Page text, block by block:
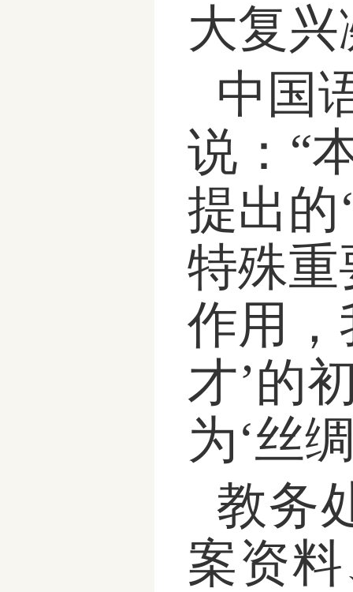
大复兴
中国
说： “
提出的
特殊
作用
才’的
为‘丝
教务
案资